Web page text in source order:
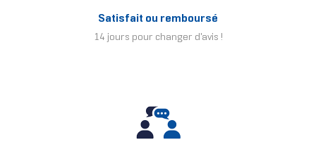
Satisfait ou remboursé
14 jours pour changer d'avis !